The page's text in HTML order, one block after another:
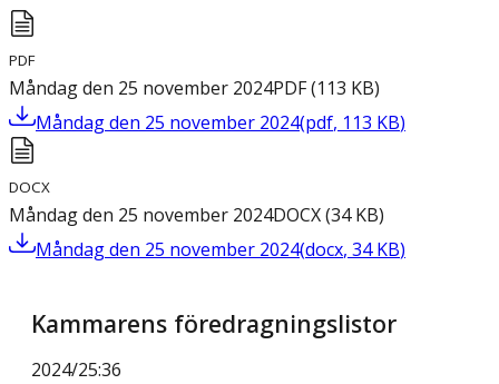
PDF
Måndag den 25 november 2024PDF(113 KB)
Måndag den 25 november 2024(pdf, 113 KB)
DOCX
Måndag den 25 november 2024DOCX(34 KB)
Måndag den 25 november 2024(docx, 34 KB)
Kammarens föredragningslistor
2024/25:36